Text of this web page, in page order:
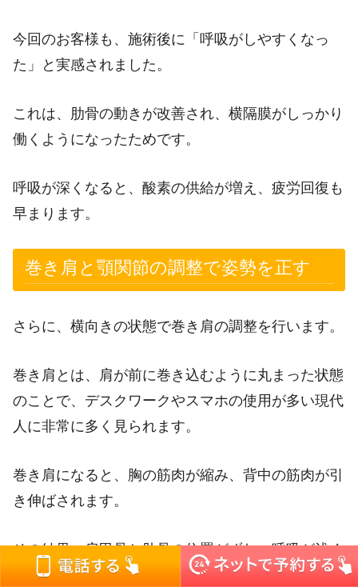
今回のお客様も、施術後に「呼吸がしやすくなっ
た」と実感されました。
これは、肋骨の動きが改善され、横隔膜がしっかり
働くようになったためです。
呼吸が深くなると、酸素の供給が増え、疲労回復も
早まります。
巻き肩と顎関節の調整で姿勢を正す
さらに、横向きの状態で巻き肩の調整を行います。
巻き肩とは、肩が前に巻き込むように丸まった状態
のことで、デスクワークやスマホの使用が多い現代
人に非常に多く見られます。
巻き肩になると、胸の筋肉が縮み、背中の筋肉が引
き伸ばされます。
その結果、肩甲骨と肋骨の位置がずれ、呼吸が浅く
なります。